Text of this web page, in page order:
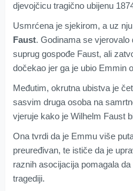
djevojčicu tragično ubijenu
Usmrćena je sjekirom, a uz
Faust. Godinama se vjerovalo
suprug gospođe Faust, ali
dočekao jer ga je ubio Emmin
Međutim, okrutna ubistva je
sasvim druga osoba na
vjeruje kako je Wilhelm Faust
Ona tvrdi da je Emmu više
preuređivan, te ističe da je
raznih asocijacija pomagala
tragediji.